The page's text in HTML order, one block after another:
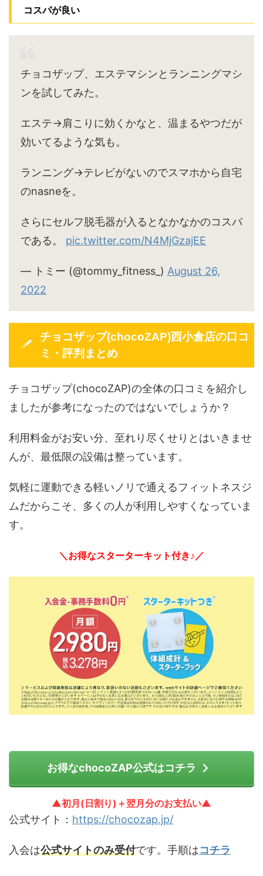
コスパが良い
チョコザップ、エステマシンとランニングマシ
ンを試してみた。
エステ→肩こりに効くかなと、温まるやつだが
効いてるような気も。
ランニング→テレビがないのでスマホから自宅
のnasneを。
さらにセルフ脱毛器が入るとなかなかのコスパ
である。 pic.twitter.com/N4MjGzajEE
— トミー (@tommy_fitness_) August 26,
2022
チョコザップ(chocoZAP)西小倉店の口コ
ミ・評判まとめ
チョコザップ(chocoZAP)の全体の口コミを紹介し
ましたが参考になったのではないでしょうか？
利用料金がお安い分、至れり尽くせりとはいきませ
んが、最低限の設備は整っています。
気軽に運動できる軽いノリで通えるフィットネスジ
ムだからこそ、多くの人が利用しやすくなっていま
す。
＼お得なスターターキット付き♪／
お得なchocoZAP公式はコチラ
▲初月(日割り)＋翌月分のお支払い▲
公式サイト： https://chocozap.jp/
入会は公式サイトのみ受付です。手順はコチラ